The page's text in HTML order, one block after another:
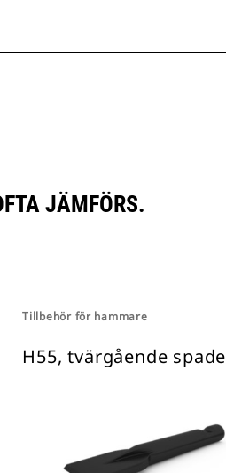
JÄMFÖRS.
Tillbehör för hammare
H55, tvärgående spade